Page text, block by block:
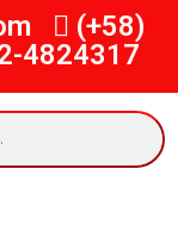
(+58)
4824317